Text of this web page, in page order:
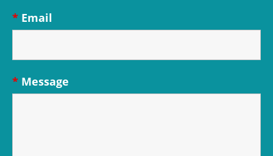
Email
*
Message
*